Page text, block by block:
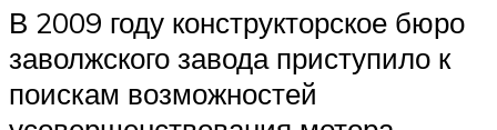
В 2009 году конструкторское бюро
заволжского завода приступило к
поискам возможностей